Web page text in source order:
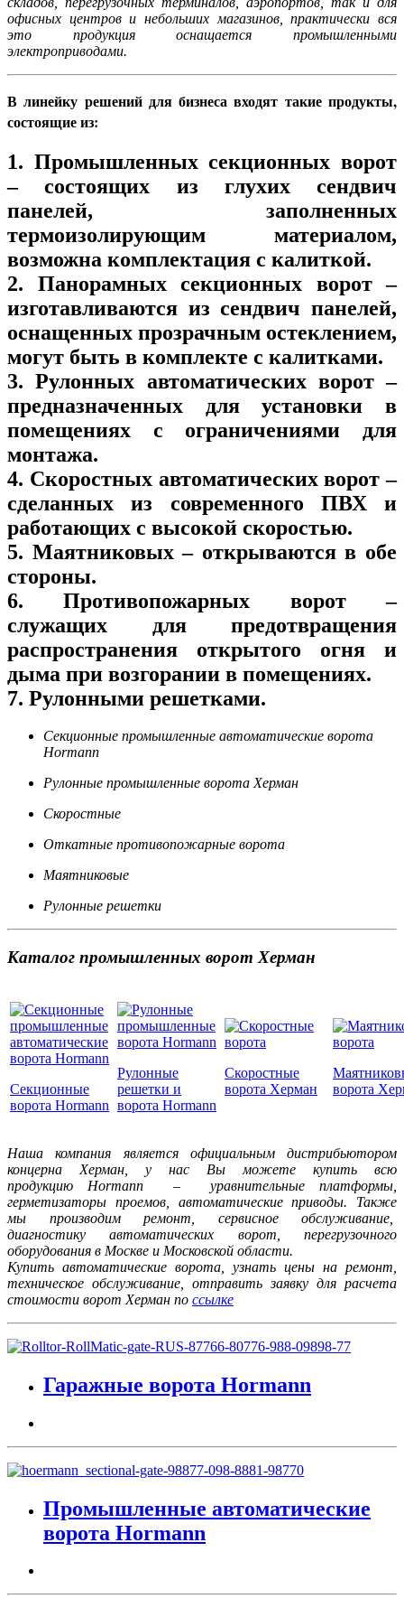
офисных центров и небольших магазинов, практически вся
это продукция оснащается промышленными
электроприводами.
В линейку решений для бизнеса входят такие продукты,
состоящие из:
1. Промышленных секционных ворот
– состоящих из глухих сендвич
панелей, заполненных
термоизолирующим материалом,
возможна комплектация с калиткой.
2. Панорамных секционных ворот –
изготавливаются из сендвич панелей,
оснащенных прозрачным остеклением,
могут быть в комплекте с калитками.
3. Рулонных автоматических ворот –
предназначенных для установки в
помещениях с ограничениями для
монтажа.
4. Скоростных автоматических ворот –
сделанных из современного ПВХ и
работающих с высокой скоростью.
5. Маятниковых – открываются в обе
стороны.
6. Противопожарных ворот –
служащих для предотвращения
распространения открытого огня и
дыма при возгорании в помещениях.
7. Рулонными решетками.
Секционные промышленные автоматические ворота
Hormann
Рулонные промышленные ворота Херман
Скоростные
Откатные противопожарные ворота
Маятниковые
Рулонные решетки
Каталог промышленных ворот Херман
Секционные
ворота Hormann
Рулонные
решетки и
ворота Hormann
Скоростные
ворота Херман
ворота
Наша компания является официальным дистрибьютором
концерна Херман, у нас Вы можете купить всю
продукцию Hormann – уравнительные платформы,
герметизаторы проемов, автоматические приводы. Также
мы производим ремонт, сервисное обслуживание,
диагностику автоматических ворот, перегрузочного
оборудования в Москве и Московской области.
Купить автоматические ворота, узнать цены на ремонт,
техническое обслуживание, отправить заявку для расчета
стоимости ворот Херман по ссылке
Гаражные ворота Hormann
Промышленные автоматические
ворота Hormann